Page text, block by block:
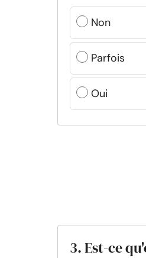
Non
Parfois
Oui
3. Est-ce